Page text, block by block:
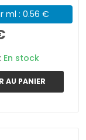
ml : 0.56 €
En stock
AU PANIER